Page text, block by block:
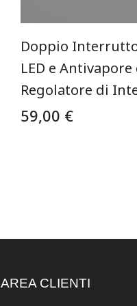
Doppio
LED e Antivapore
Regolatore di
59,00 €
AREA CLIENTI